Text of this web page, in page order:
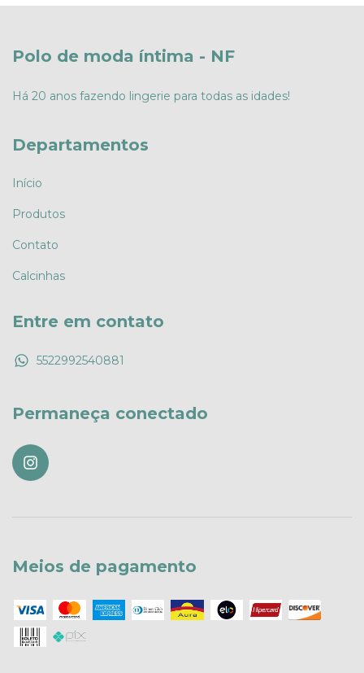
Polo de moda íntima - NF
Há 20 anos fazendo lingerie para todas as idades!
Departamentos
Início
Produtos
Contato
Calcinhas
Entre em contato
5522992540881
Permaneça conectado
Meios de pagamento